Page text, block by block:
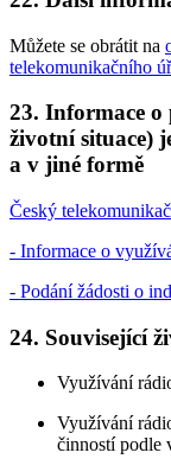
Můžete se obrátit na
telekomunikačního
23. Informace o
životní situace)
a v jiné formě
Český
- Informace o
- Podání žádosti o
24. Související
Využívání
Využívání
činností podle